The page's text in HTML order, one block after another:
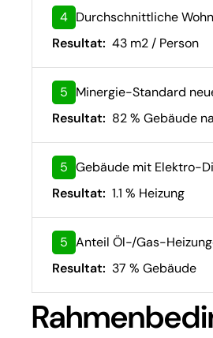
4 Durchschnittliche
Resultat: 43 m2 / Person
5 Minergie-Standard
Resultat: 82 % Gebäude
5 Gebäude mit Elektro-
Resultat: 1.1 % Heizung
5 Anteil Öl-/Gas-
Resultat: 37 % Gebäude